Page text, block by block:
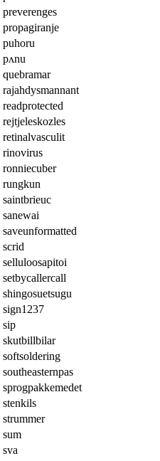
preverenges
propagiranje
puhoru
pʌnu
quebramar
rajahdysmannant
readprotected
rejtjeleskozles
retinalvasculit
rinovirus
ronniecuber
rungkun
saintbrieuc
sanewai
saveunformatted
scrid
selluloosapitoi
setbycallercall
shingosuetsugu
sign1237
sip
skutbillbilar
softsoldering
southeasternpas
sprogpakkemedet
stenkils
strummer
sum
sva